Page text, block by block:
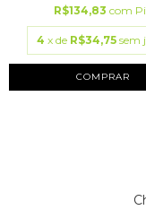
R$134,83 com
4 x de R$34,75 sem
COMPRAR